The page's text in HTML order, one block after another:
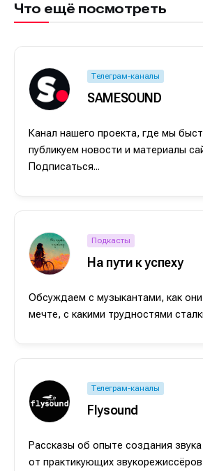
Что ещё посмотреть
Телеграм-каналы
SAMESOUND
Канал нашего проекта, где мы
публикуем новости и материалы
Подписаться...
Подкасты
На пути к успеху
Обсуждаем с музыкантами, как
мечте, с какими трудностями
Телеграм-каналы
Flysound
Рассказы об опыте создания
от практикующих звукорежиссёров